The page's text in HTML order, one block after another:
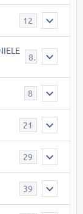
12
8
8
21
29
39